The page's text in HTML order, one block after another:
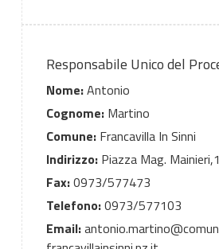
Responsabile Unico del
Nome:Antonio
Cognome:Martino
Comune:Francavilla In Sinni
Indirizzo:Piazza Mag. Mainieri,1
Fax:0973/577473
Telefono:0973/577103
Email: